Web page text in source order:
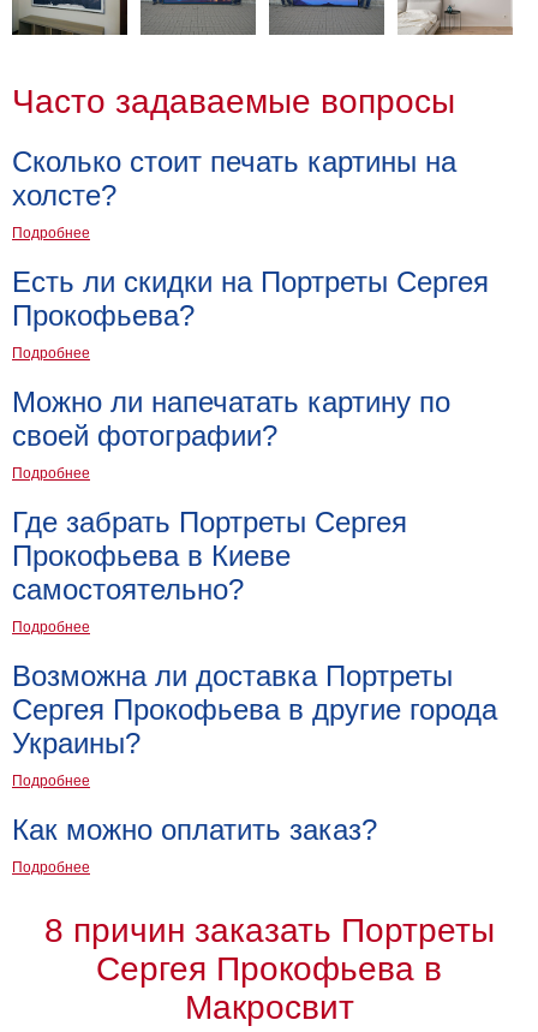
Мотивирующие
Йорк
все
Рамы
для
Печать
холсте
больших
размеров
Наши
работы
Часто задаваемые вопросы
Сколько стоит печать картины на
холсте?
Подробнее
Есть ли скидки на Портреты Сергея
Прокофьева?
Подробнее
Можно ли напечатать картину по
своей фотографии?
Подробнее
Где забрать Портреты Сергея
Прокофьева в Киеве
самостоятельно?
Подробнее
Возможна ли доставка Портреты
Сергея Прокофьева в другие города
Украины?
Подробнее
Как можно оплатить заказ?
Подробнее
8 причин заказать Портреты
Сергея Прокофьева в
Макросвит